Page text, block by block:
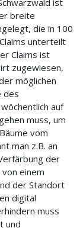
ist
breite
die in 100
unterteilt
Claims ist
zugewiesen,
möglichen
des
auf
muss, um
vom
man z.B. an
der
einem
der Standort
digital
muss
und